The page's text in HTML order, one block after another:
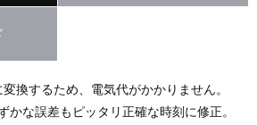
換するため、電気代がかかりません。
かな誤差もピッタリ正確な時刻に修正。